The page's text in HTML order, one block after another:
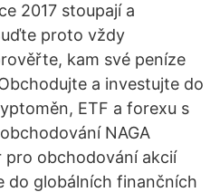
2017 stoupají a
proto vždy
kam své peníze
a investujte do
ETF a forexu s
NAGA
pro obchodování akcií
do globálních finančních